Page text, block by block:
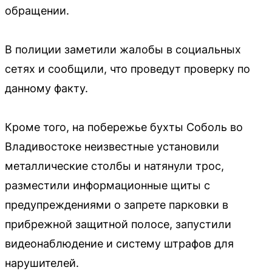
обращении.
В полиции заметили жалобы в социальных
сетях и сообщили, что проведут проверку по
данному факту.
Кроме того, на побережье бухты Соболь во
Владивостоке неизвестные установили
металлические столбы и натянули трос,
разместили информационные щиты с
предупреждениями о запрете парковки в
прибрежной защитной полосе, запустили
видеонаблюдение и систему штрафов для
нарушителей.